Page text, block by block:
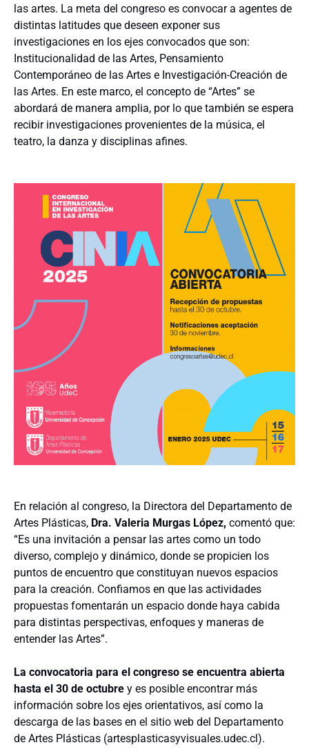
las artes. La meta del congreso es convocar a agentes de
distintas latitudes que deseen exponer sus
investigaciones en los ejes convocados que son:
Institucionalidad de las Artes, Pensamiento
Contemporáneo de las Artes e Investigación-Creación de
las Artes. En este marco, el concepto de “Artes” se
abordará de manera amplia, por lo que también se espera
recibir investigaciones provenientes de la música, el
teatro, la danza y disciplinas afines.
En relación al congreso, la Directora del Departamento de
Artes Plásticas, Dra. Valeria Murgas López, comentó que:
“Es una invitación a pensar las artes como un todo
diverso, complejo y dinámico, donde se propicien los
puntos de encuentro que constituyan nuevos espacios
para la creación. Confiamos en que las actividades
propuestas fomentarán un espacio donde haya cabida
para distintas perspectivas, enfoques y maneras de
entender las Artes”.
La convocatoria para el congreso se encuentra abierta
hasta el 30 de octubre y es posible encontrar más
información sobre los ejes orientativos, así como la
descarga de las bases en el sitio web del Departamento
de Artes Plásticas (artesplasticasyvisuales.udec.cl).